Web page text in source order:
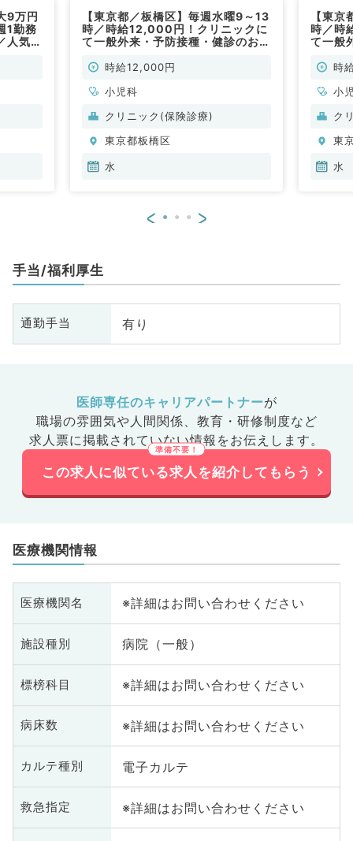
9万円
1勤務
人気エ
【東京都／板橋区】毎週水曜9～13
時／時給12,000円！クリニックに
て一般外来・予防接種・健診のお仕
時給12,000円
小児科
クリニック(保険診療)
東京都板橋区
水
【東
時／時
て一般
時
小
ク
東
水
< >
手当/福利厚生
通勤手当 有り
医師専任のキャリアパートナーが
職場の雰囲気や人間関係、 教育・研修制度など
求人票に掲載されていない情報をお伝えします。
この求人に似ている求人を紹介してもらう
医療機関情報
医療機関名 ※詳細はお問い合わせください
施設種別 病院（一般）
標榜科目 ※詳細はお問い合わせください
病床数 ※詳細はお問い合わせください
カルテ種別 電子カルテ
救急指定 ※詳細はお問い合わせください